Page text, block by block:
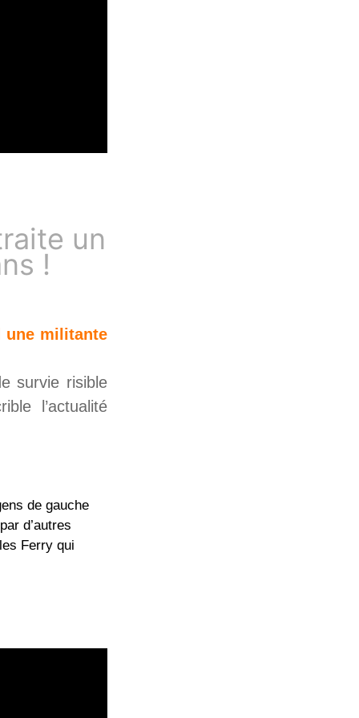
un
!
une militante
survie risible
l’actualité
de gauche
d’autres
Ferry qui